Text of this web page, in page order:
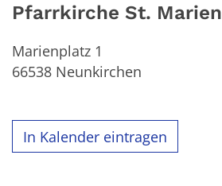
Pfarrkirche St. Marien
Marienplatz 1
66538 Neunkirchen
In Kalender eintragen